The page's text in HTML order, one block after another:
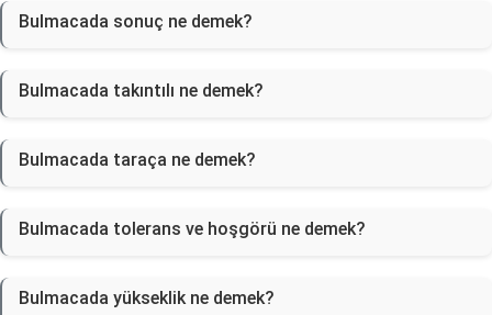
Bulmacada sonuç ne demek?
Bulmacada takıntılı ne demek?
Bulmacada taraça ne demek?
Bulmacada tolerans ve hoşgörü ne demek?
Bulmacada yükseklik ne demek?